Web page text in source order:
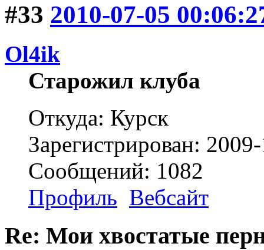
#33 2010-07-05
Ol4ik
Старожил клуба
Откуда: Курск
Зарегистрирован:
Сообщений: 1082
Профиль Вебсайт
Re: Мои хвостатые